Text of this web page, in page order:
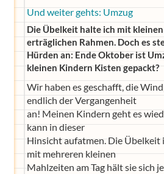
Und weiter gehts: Umzug
Die Übelkeit halte ich mit
erträglichen Rahmen. Doch es
Hürden an: Ende Oktober ist
kleinen Kindern Kisten gepackt?
Wir haben es geschafft, die
endlich der Vergangenheit
an! Meinen Kindern geht es
kann in dieser
Hinsicht aufatmen. Die Übelkeit
mit mehreren kleinen
Mahlzeiten am Tag hält sie sich